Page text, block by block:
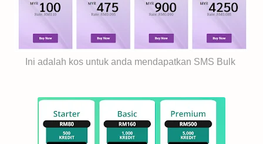
Ini adalah kos untuk anda mendapatkan SMS Bulk